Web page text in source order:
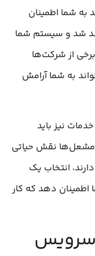
به شما اطمینان
شد و سیستم شما
از شرکت‌ها
به شما آرامش
نیز باید
مشعل‌ها نقش حیاتی
انتخاب یک
اطمینان دهد که کار
سرویس